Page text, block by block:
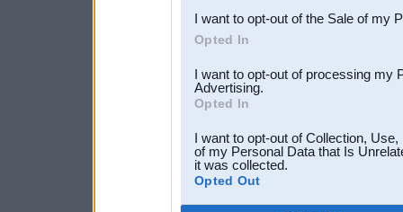
I want to opt-out of the Sale of my
Opted In
I want to opt-out of processing my
Advertising.
Opted In
I want to opt-out of Collection,
of my Personal Data that Is
it was collected.
Opted Out